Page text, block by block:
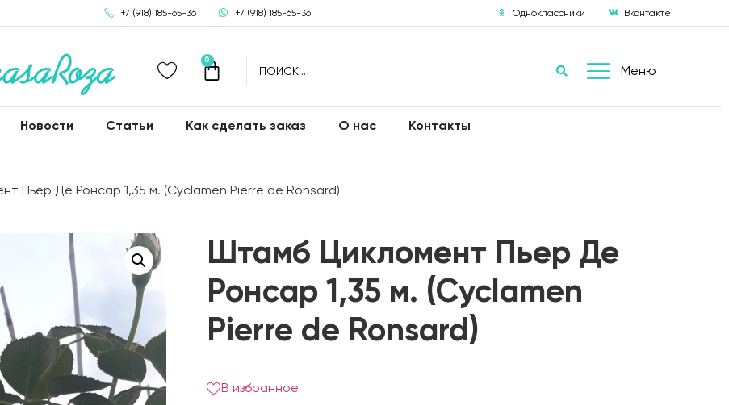
+7 (918) 185-65-36 +7 (918) 185-65-36 Одноклассники Вконтакте
0
Меню
Новости Статьи Как сделать заказ О нас Контакты
Пьер Де Ронсар 1,35 м. (Cyclamen Pierre de Ronsard)
Штамб Цикломент Пьер Де
Ронсар 1,35 м. (Cyclamen
Pierre de Ronsard)
В избранное